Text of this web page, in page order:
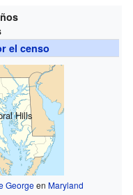
el censo
Hills
Georgeen Maryland